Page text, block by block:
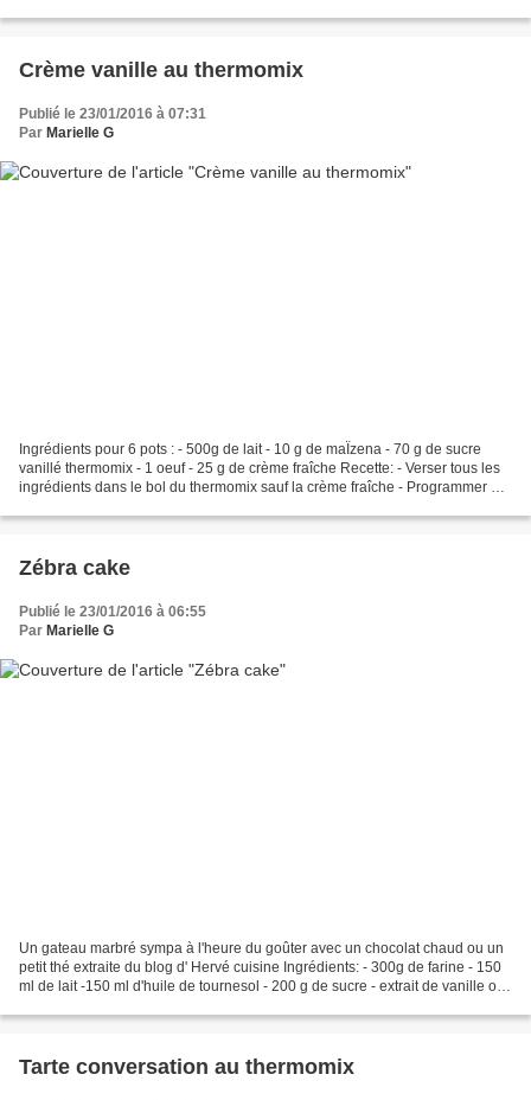
Crème vanille au thermomix
Publié le 23/01/2016 à 07:31
Par Marielle G
Ingrédients pour 6 pots : - 500g de lait - 10 g de maÏzena - 70 g de sucre
vanillé thermomix - 1 oeuf - 25 g de crème fraîche Recette: - Verser tous les
ingrédients dans le bol du thermomix sauf la crème fraîche - Programmer 10
Zébra cake
Publié le 23/01/2016 à 06:55
Par Marielle G
Un gateau marbré sympa à l'heure du goûter avec un chocolat chaud ou un
petit thé extraite du blog d' Hervé cuisine Ingrédients: - 300g de farine - 150
ml de lait -150 ml d'huile de tournesol - 200 g de sucre - extrait de vanille ou
Tarte conversation au thermomix